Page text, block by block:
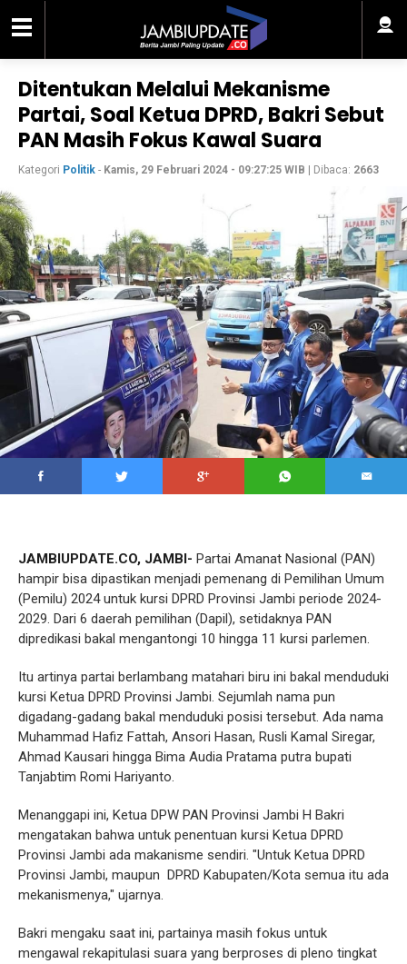
Ditentukan Melalui Mekanisme
Partai, Soal Ketua DPRD, Bakri Sebut
PAN Masih Fokus Kawal Suara
Kategori Politik - Kamis, 29 Februari 2024 - 09:27:25 WIB | Dibaca: 2663
JAMBIUPDATE.CO, JAMBI- Partai Amanat Nasional (PAN)
hampir bisa dipastikan menjadi pemenang di Pemilihan Umum
(Pemilu) 2024 untuk kursi DPRD Provinsi Jambi periode 2024-
2029. Dari 6 daerah pemilihan (Dapil), setidaknya PAN
dipredikasi bakal mengantongi 10 hingga 11 kursi parlemen.
Itu artinya partai berlambang matahari biru ini bakal menduduki
kursi Ketua DPRD Provinsi Jambi. Sejumlah nama pun
digadang-gadang bakal menduduki posisi tersebut. Ada nama
Muhammad Hafiz Fattah, Ansori Hasan, Rusli Kamal Siregar,
Ahmad Kausari hingga Bima Audia Pratama putra bupati
Tanjabtim Romi Hariyanto.
Menanggapi ini, Ketua DPW PAN Provinsi Jambi H Bakri
mengatakan bahwa untuk penentuan kursi Ketua DPRD
Provinsi Jambi ada makanisme sendiri. "Untuk Ketua DPRD
Provinsi Jambi, maupun DPRD Kabupaten/Kota semua itu ada
mekanismenya," ujarnya.
Bakri mengaku saat ini, partainya masih fokus untuk
mengawal rekapitulasi suara yang berproses di pleno tingkat